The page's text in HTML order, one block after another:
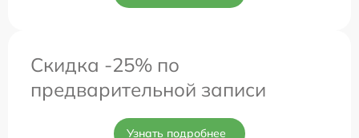
Скидка -25% по
предварительной записи
Узнать подробнее